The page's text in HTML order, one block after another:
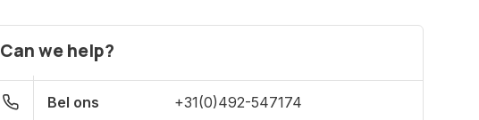
Can we help?
Bel ons +31(0)492-547174